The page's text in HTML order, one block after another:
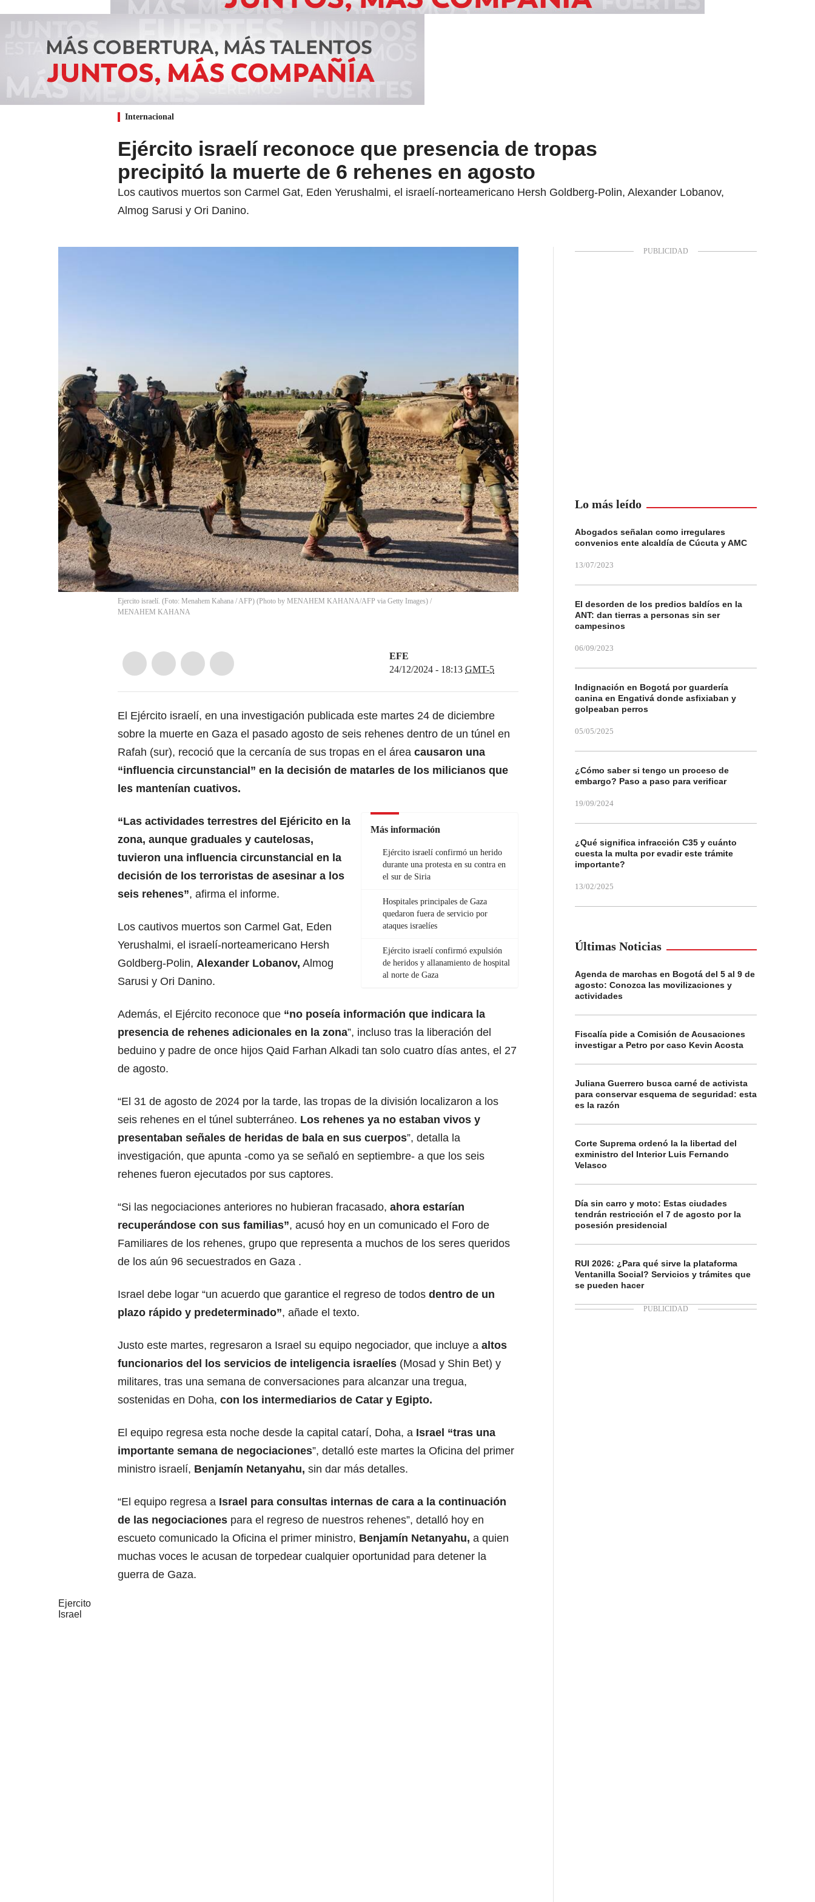
Internacional
Ejército israelí reconoce que presencia de tropas
precipitó la muerte de 6 rehenes en agosto
Los cautivos muertos son Carmel Gat, Eden Yerushalmi, el israelí-norteamericano Hersh Goldberg-Polin, Alexander Lobanov,
Almog Sarusi y Ori Danino.
Ejercito israelí. (Foto: Menahem Kahana / AFP) (Photo by MENAHEM KAHANA/AFP via Getty Images) /
MENAHEM KAHANA
EFE
24/12/2024 - 18:13 GMT-5
El Ejército israelí, en una investigación publicada este martes 24 de diciembre
sobre la muerte en Gaza el pasado agosto de seis rehenes dentro de un túnel en
Rafah (sur), recoció que la cercanía de sus tropas en el área causaron una
“influencia circunstancial” en la decisión de matarles de los milicianos que
les mantenían cuativos.
Más información
Ejército israelí confirmó un herido
durante una protesta en su contra en
el sur de Siria
Hospitales principales de Gaza
quedaron fuera de servicio por
ataques israelíes
Ejército israelí confirmó expulsión
de heridos y allanamiento de hospital
al norte de Gaza
“Las actividades terrestres del Ejéricito en la
zona, aunque graduales y cautelosas,
tuvieron una influencia circunstancial en la
decisión de los terroristas de asesinar a los
seis rehenes”, afirma el informe.
Los cautivos muertos son Carmel Gat, Eden
Yerushalmi, el israelí-norteamericano Hersh
Goldberg-Polin, Alexander Lobanov, Almog
Sarusi y Ori Danino.
Además, el Ejército reconoce que “no poseía información que indicara la
presencia de rehenes adicionales en la zona”, incluso tras la liberación del
beduino y padre de once hijos Qaid Farhan Alkadi tan solo cuatro días antes, el 27
de agosto.
“El 31 de agosto de 2024 por la tarde, las tropas de la división localizaron a los
seis rehenes en el túnel subterráneo. Los rehenes ya no estaban vivos y
presentaban señales de heridas de bala en sus cuerpos”, detalla la
investigación, que apunta -como ya se señaló en septiembre- a que los seis
rehenes fueron ejecutados por sus captores.
“Si las negociaciones anteriores no hubieran fracasado, ahora estarían
recuperándose con sus familias”, acusó hoy en un comunicado el Foro de
Familiares de los rehenes, grupo que representa a muchos de los seres queridos
de los aún 96 secuestrados en Gaza .
Israel debe logar “un acuerdo que garantice el regreso de todos dentro de un
plazo rápido y predeterminado”, añade el texto.
Justo este martes, regresaron a Israel su equipo negociador, que incluye a altos
funcionarios del los servicios de inteligencia israelíes (Mosad y Shin Bet) y
militares, tras una semana de conversaciones para alcanzar una tregua,
sostenidas en Doha, con los intermediarios de Catar y Egipto.
El equipo regresa esta noche desde la capital catarí, Doha, a Israel “tras una
importante semana de negociaciones”, detalló este martes la Oficina del primer
ministro israelí, Benjamín Netanyahu, sin dar más detalles.
“El equipo regresa a Israel para consultas internas de cara a la continuación
de las negociaciones para el regreso de nuestros rehenes”, detalló hoy en
escueto comunicado la Oficina el primer ministro, Benjamín Netanyahu, a quien
muchas voces le acusan de torpedear cualquier oportunidad para detener la
guerra de Gaza.
Ejercito
Israel
Lo más leído
Abogados señalan como irregulares
convenios ente alcaldía de Cúcuta y AMC
13/07/2023
El desorden de los predios baldíos en la
ANT: dan tierras a personas sin ser
campesinos
06/09/2023
Indignación en Bogotá por guardería
canina en Engativá donde asfixiaban y
golpeaban perros
05/05/2025
¿Cómo saber si tengo un proceso de
embargo? Paso a paso para verificar
19/09/2024
¿Qué significa infracción C35 y cuánto
cuesta la multa por evadir este trámite
importante?
13/02/2025
Últimas Noticias
Agenda de marchas en Bogotá del 5 al 9 de
agosto: Conozca las movilizaciones y
actividades
Fiscalía pide a Comisión de Acusaciones
investigar a Petro por caso Kevin Acosta
Juliana Guerrero busca carné de activista
para conservar esquema de seguridad: esta
es la razón
Corte Suprema ordenó la la libertad del
exministro del Interior Luis Fernando
Velasco
Día sin carro y moto: Estas ciudades
tendrán restricción el 7 de agosto por la
posesión presidencial
RUI 2026: ¿Para qué sirve la plataforma
Ventanilla Social? Servicios y trámites que
se pueden hacer